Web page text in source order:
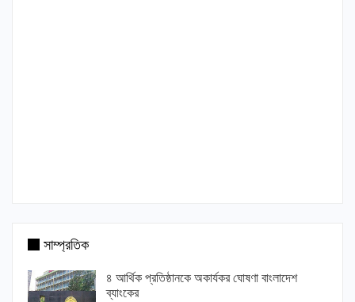
সাম্প্রতিক
৪ আর্থিক প্রতিষ্ঠানকে অকার্যকর ঘোষণা বাংলাদেশ
ব্যাংকের